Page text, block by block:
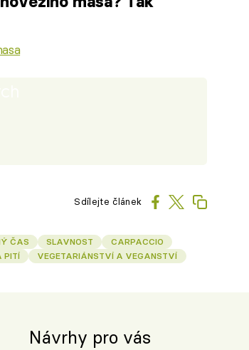
Sdílejte článek
ČAS SLAVNOST
CARPACCIO
PITÍ VEGETARIÁNSTVÍ A VEGANSTVÍ
Návrhy pro vás